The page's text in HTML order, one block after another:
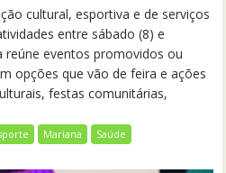
cultural, esportiva e de serviços
entre sábado (8) e
reúne eventos promovidos ou
opções que vão de feira e ações
festas comunitárias,
Mariana Saúde